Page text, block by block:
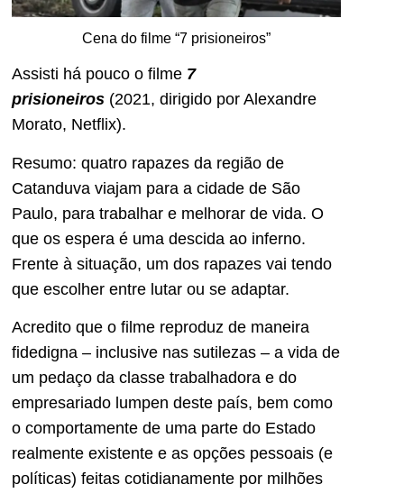
Cena do filme “7 prisioneiros”
Assisti há pouco o filme 7
prisioneiros (2021, dirigido por Alexandre
Morato, Netflix).
Resumo: quatro rapazes da região de
Catanduva viajam para a cidade de São
Paulo, para trabalhar e melhorar de vida. O
que os espera é uma descida ao inferno.
Frente à situação, um dos rapazes vai tendo
que escolher entre lutar ou se adaptar.
Acredito que o filme reproduz de maneira
fidedigna – inclusive nas sutilezas – a vida de
um pedaço da classe trabalhadora e do
empresariado lumpen deste país, bem como
o comportamente de uma parte do Estado
realmente existente e as opções pessoais (e
políticas) feitas cotidianamente por milhões